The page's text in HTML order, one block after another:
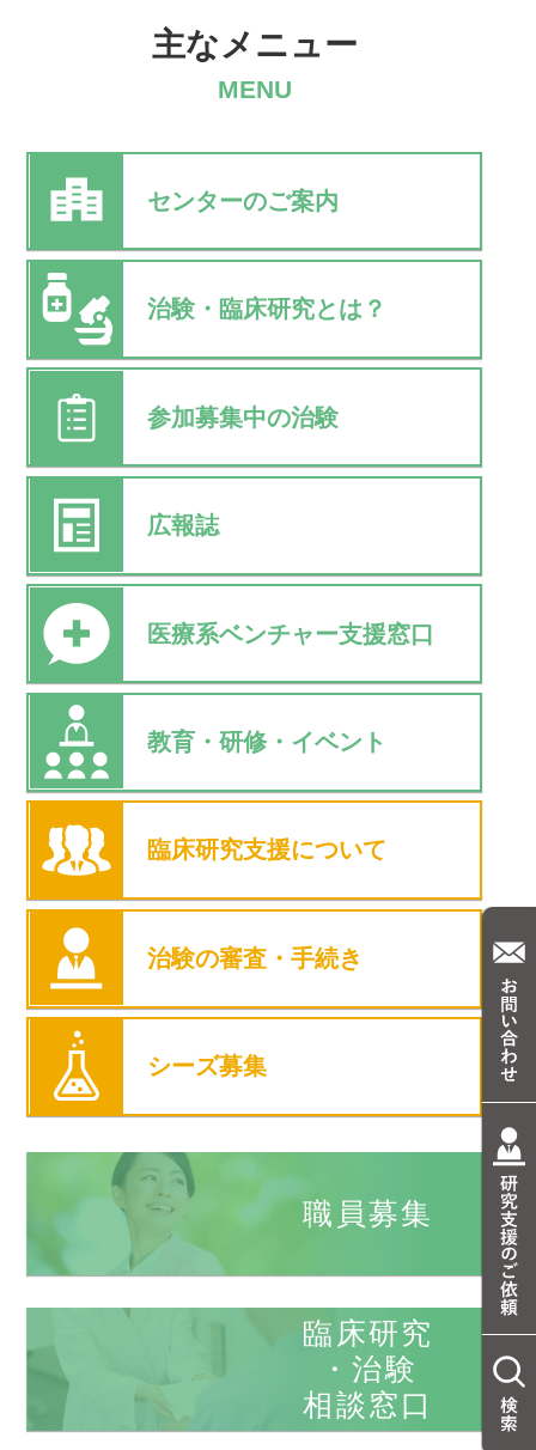
主なメニュー
MENU
センターのご案内
治験・臨床研究とは？
参加募集中の治験
広報誌
医療系ベンチャー支援窓口
教育・研修・イベント
臨床研究支援について
治験の審査・手続き
シーズ募集
職員募集
臨床研究
・治験
相談窓口